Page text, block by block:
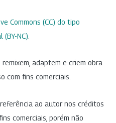
Commons (CC) do tipo
(BY-NC)
adaptem e criem obra
com fins comerciais.
ao autor nos créditos
comerciais, porém não